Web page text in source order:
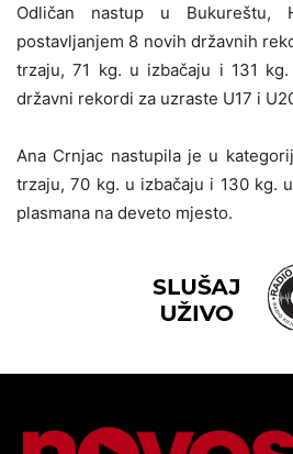
Odličan nastup u Bukureštu,
postavljanjem 8 novih državnih
trzaju, 71 kg. u izbačaju i 131
državni rekordi za uzraste U17 i
Ana Crnjac nastupila je u
trzaju, 70 kg. u izbačaju i 130 kg.
plasmana na deveto mjesto.